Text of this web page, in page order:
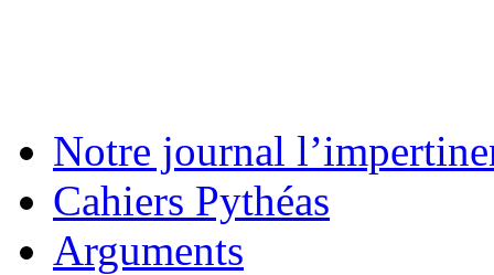
Notre journal
Cahiers Pythéas
Arguments